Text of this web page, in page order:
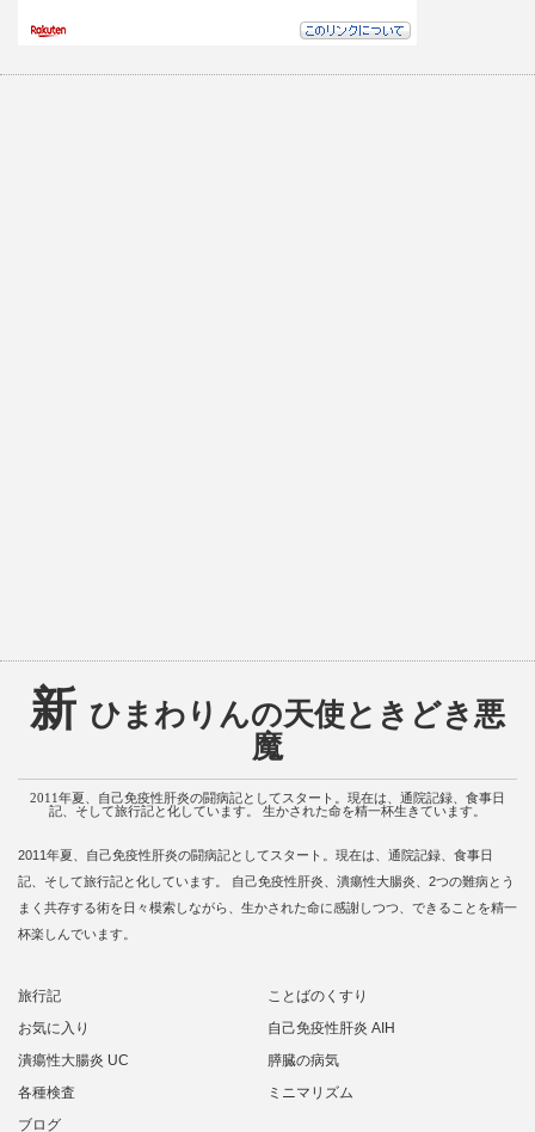
新 ひまわりんの天使ときどき悪
魔
2011年夏、自己免疫性肝炎の闘病記としてスタート。現在は、通院記録、食事日
記、そして旅行記と化しています。 生かされた命を精一杯生きています。
2011年夏、自己免疫性肝炎の闘病記としてスタート。現在は、通院記録、食事日
記、そして旅行記と化しています。 自己免疫性肝炎、潰瘍性大腸炎、2つの難病とう
まく共存する術を日々模索しながら、生かされた命に感謝しつつ、できることを精一
杯楽しんでいます。
旅行記
ことばのくすり
お気に入り
自己免疫性肝炎 AIH
潰瘍性大腸炎 UC
膵臓の病気
各種検査
ミニマリズム
ブログ